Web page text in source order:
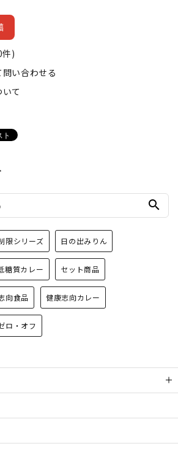
件)
い合わせる
て
search
限シリーズ 日の出みりん
糖質カレー セット商品
向食品 健康志向カレー
ロ・オフ